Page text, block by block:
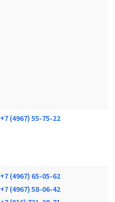
+7 (4967) 55-75-22
+7 (4967) 65-05-62
+7 (4967) 58-06-42